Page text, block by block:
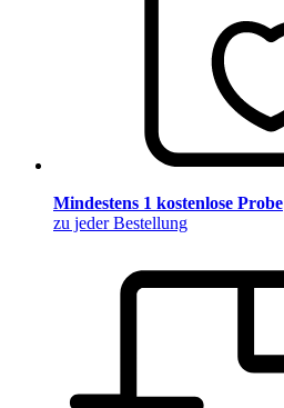
Mindestens 1 kostenlose Probe
zu jeder Bestellung